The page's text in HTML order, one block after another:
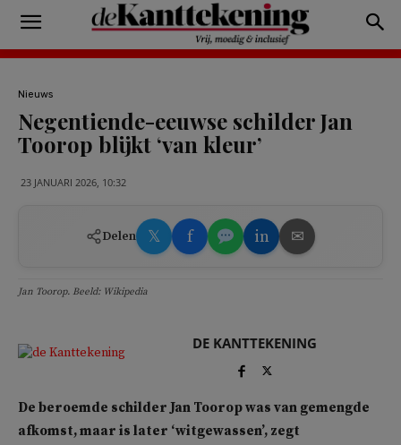
Nieuws
Negentiende-eeuwse schilder Jan
Toorop blijkt ‘van kleur’
23 JANUARI 2026, 10:32
Delen 𝕏 f in ✉
Jan Toorop. Beeld: Wikipedia
DE KANTTEKENING
De beroemde schilderJan Tooropwas van gemengde
afkomst, maar is later ‘witgewassen’, zegt